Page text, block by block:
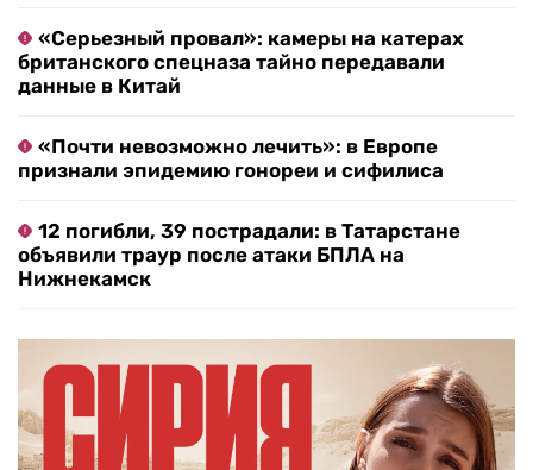
«Серьезный провал»: камеры на катерах
британского спецназа тайно передавали
данные в Китай
«Почти невозможно лечить»: в Европе
признали эпидемию гонореи и сифилиса
12 погибли, 39 пострадали: в Татарстане
объявили траур после атаки БПЛА на
Нижнекамск